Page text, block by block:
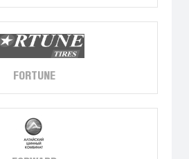
FORTUNE